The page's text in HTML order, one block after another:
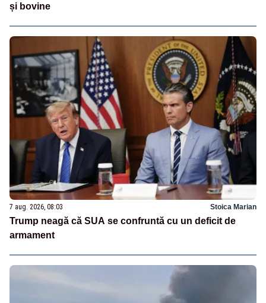
și bovine
7 aug. 2026, 08:03 Stoica Marian
Trump neagă că SUA se confruntă cu un deficit de
armament